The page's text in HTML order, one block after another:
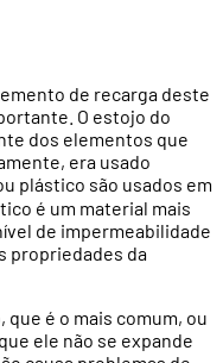
de recarga deste
O estojo do
dos elementos que
era usado
plástico são usados em
é um material mais
ível de impermeabilidade
propriedades da
é o mais comum, ou
ele não se expande